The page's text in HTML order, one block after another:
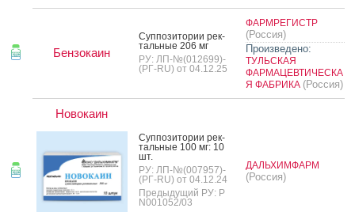
Бензокаин
Суп­по­зито­рии рек­
таль­ные 206 мг
РУ: ЛП-№(012699)-
(РГ-RU) от 04.12.25
ФАРМРЕГИСТР
(Россия)
Произведено:
ТУЛЬСКАЯ
ФАРМАЦЕВТИЧЕСКА
Я ФАБРИКА (Россия)
Новокаин
Суп­по­зито­рии рек­
таль­ные 100 мг: 10
шт.
РУ: ЛП-№(007957)-
(РГ-RU) от 04.12.24
Предыдущий РУ: Р
N001052/03
ДАЛЬХИМФАРМ
(Россия)